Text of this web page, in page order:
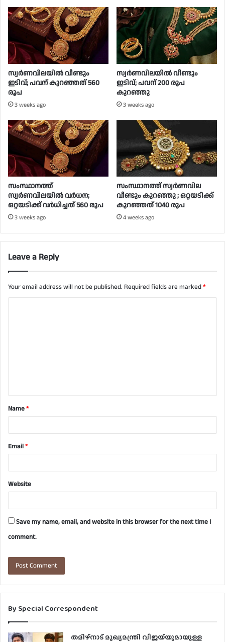
സ്വർണവിലയിൽ വീണ്ടും
ഇടിവ്; പവന് കുറഞ്ഞത് 560
രൂപ
3 weeks ago
സ്വര്‍ണവിലയില്‍ വീണ്ടും
ഇടിവ്; പവന് 200 രൂപ
കുറഞ്ഞു
3 weeks ago
സംസ്ഥാനത്ത്
സ്വര്‍ണവിലയില്‍ വര്‍ധന;
ഒറ്റയടിക്ക് വര്‍ധിച്ചത് 560 രൂപ
3 weeks ago
സംസ്ഥാനത്ത് സ്വര്‍ണവില
വീണ്ടും കുറഞ്ഞു ; ഒറ്റയടിക്ക്
കുറഞ്ഞത് 1040 രൂപ
4 weeks ago
Leave a Reply
Your email address will not be published. Required fields are marked*
t
*Name*
Email*
Website
Save my name, email, and website in this browser for the next time I
comment.
By Special Correspondent
തമിഴ്നാട് മുഖ്യമന്ത്രി വിജയ്‌യുമായുള്ള